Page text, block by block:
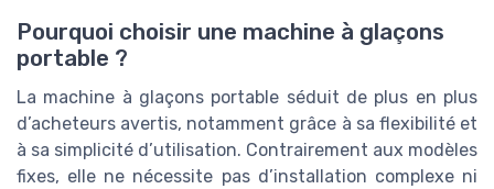
Pourquoi choisir une machine à glaçons
portable ?
La machine à glaçons portable séduit de plus en plus
d’acheteurs avertis, notamment grâce à sa flexibilité et
à sa simplicité d’utilisation. Contrairement aux modèles
fixes, elle ne nécessite pas d’installation complexe ni